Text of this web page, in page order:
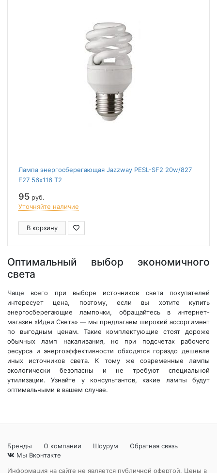
Лампа энергосберегающая Jazzway PESL-SF2 20w/827
E27 56х116 T2
95 руб.
Уточняйте наличие
В корзину
Оптимальный выбор экономичного
света
Чаще всего при выборе источников света покупателей
интересует цена, поэтому, если вы хотите купить
энергосберегающие лампочки, обращайтесь в интернет-
магазин «Идеи Света» — мы предлагаем широкий ассортимент
по выгодным ценам. Такие комплектующие стоят дороже
обычных ламп накаливания, но при подсчетах рабочего
ресурса и энергоэффективности обходятся гораздо дешевле
иных источников света. К тому же современные лампы
экологически безопасны и не требуют специальной
утилизации. Узнайте у консультантов, какие лампы будут
оптимальными в вашем случае.
Бренды О компании Шоурум
Обратная связь
Мы Вконтакте
Информация на сайте не является публичной офертой. Цены в